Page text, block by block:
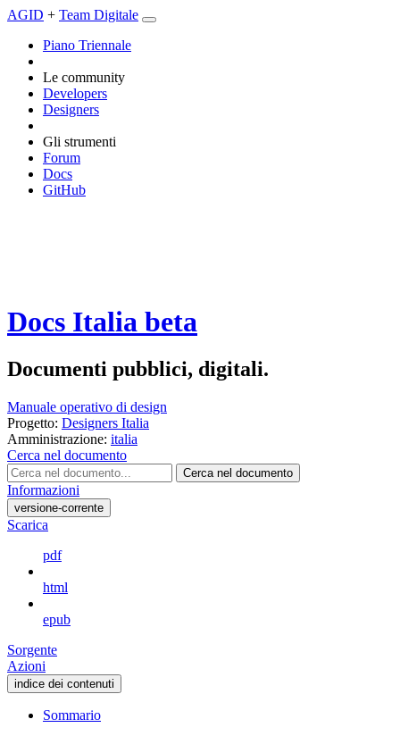
AGID + Team Digitale
Piano Triennale
Le community
Developers
Designers
Gli strumenti
Forum
Docs
GitHub
Docs Italia beta
Documenti pubblici, digitali.
Manuale operativo di design
Progetto: Designers Italia
Amministrazione: italia
Cerca nel documento
Cerca nel documento
Informazioni
versione-corrente
Scarica
pdf
html
epub
Sorgente
Azioni
indice dei contenuti
Sommario